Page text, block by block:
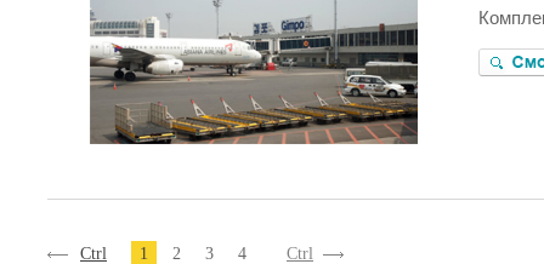
Ctrl 1 2 3 4 Ctrl